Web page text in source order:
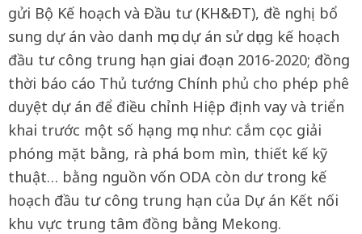
gửi Bộ Kế hoạch và Đầu tư (KH&ĐT), đề nghị bổ
sung dự án vào danh mục dự án sử dụng kế hoạch
đầu tư công trung hạn giai đoạn 2016-2020; đồng
thời báo cáo Thủ tướng Chính phủ cho phép phê
duyệt dự án để điều chỉnh Hiệp định vay và triển
khai trước một số hạng mục như: cắm cọc giải
phóng mặt bằng, rà phá bom mìn, thiết kế kỹ
thuật… bằng nguồn vốn ODA còn dư trong kế
hoạch đầu tư công trung hạn của Dự án Kết nối
khu vực trung tâm đồng bằng Mekong.